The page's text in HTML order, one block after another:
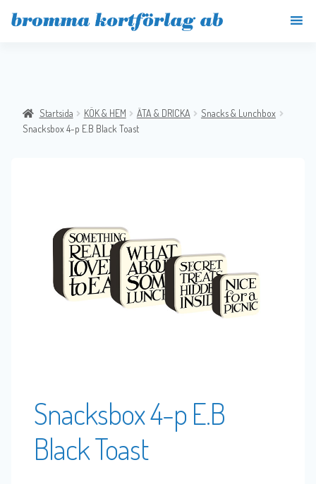
Startsida KÖK & HEM ÄTA & DRICKA
Snacks & Lunchbox
Snacksbox 4-p E.B Black Toast
Snacksbox 4-p E.B
Black Toast